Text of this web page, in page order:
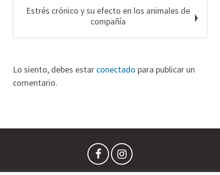
Estrés crónico y su efecto en los animales de
compañía
Lo siento, debes estar conectado para publicar un
comentario.